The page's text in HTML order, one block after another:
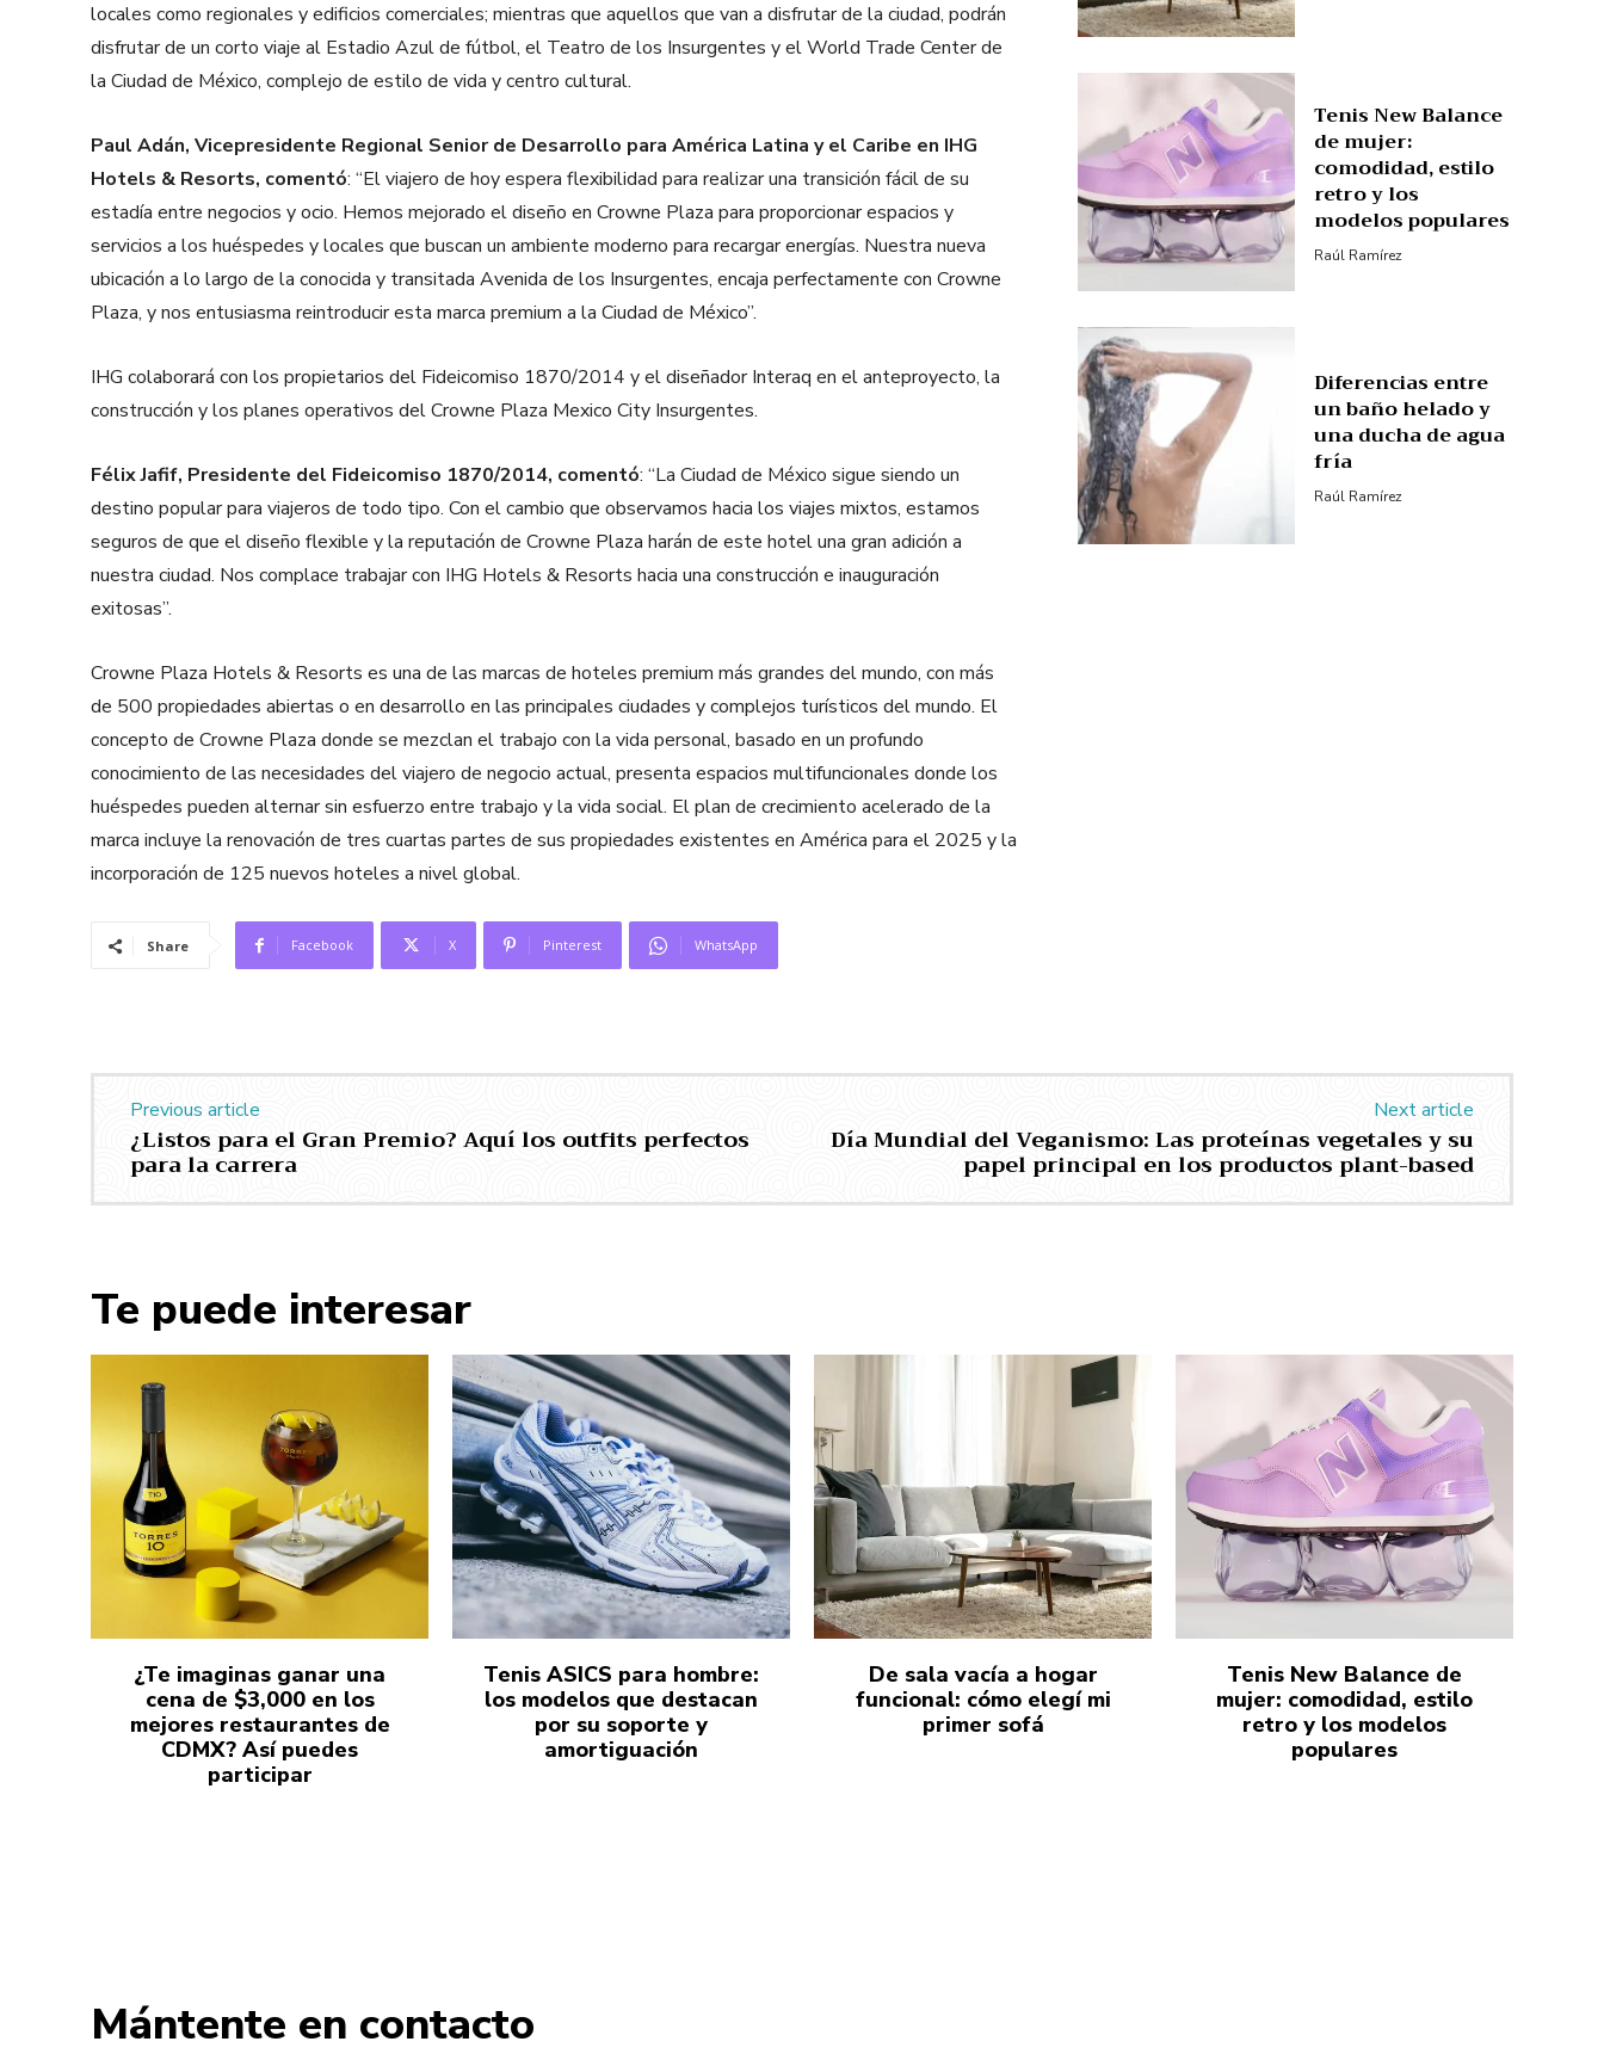
locales como regionales y edificios comerciales; mientras que aquellos que van a disfrutar de la ciudad, podrán
disfrutar de un corto viaje al Estadio Azul de fútbol, el Teatro de los Insurgentes y el World Trade Center de
la Ciudad de México, complejo de estilo de vida y centro cultural.
Paul Adán, Vicepresidente Regional Senior de Desarrollo para América Latina y el Caribe en IHG
Hotels & Resorts, comentó: “El viajero de hoy espera flexibilidad para realizar una transición fácil de su
estadía entre negocios y ocio. Hemos mejorado el diseño en Crowne Plaza para proporcionar espacios y
servicios a los huéspedes y locales que buscan un ambiente moderno para recargar energías. Nuestra nueva
ubicación a lo largo de la conocida y transitada Avenida de los Insurgentes, encaja perfectamente con Crowne
Plaza, y nos entusiasma reintroducir esta marca premium a la Ciudad de México”.
IHG colaborará con los propietarios del Fideicomiso 1870/2014 y el diseñador Interaq en el anteproyecto, la
construcción y los planes operativos del Crowne Plaza Mexico City Insurgentes.
Félix Jafif, Presidente del Fideicomiso 1870/2014, comentó: “La Ciudad de México sigue siendo un
destino popular para viajeros de todo tipo. Con el cambio que observamos hacia los viajes mixtos, estamos
seguros de que el diseño flexible y la reputación de Crowne Plaza harán de este hotel una gran adición a
nuestra ciudad. Nos complace trabajar con IHG Hotels & Resorts hacia una construcción e inauguración
exitosas”.
Crowne Plaza Hotels & Resorts es una de las marcas de hoteles premium más grandes del mundo, con más
de 500 propiedades abiertas o en desarrollo en las principales ciudades y complejos turísticos del mundo. El
concepto de Crowne Plaza donde se mezclan el trabajo con la vida personal, basado en un profundo
conocimiento de las necesidades del viajero de negocio actual, presenta espacios multifuncionales donde los
huéspedes pueden alternar sin esfuerzo entre trabajo y la vida social. El plan de crecimiento acelerado de la
marca incluye la renovación de tres cuartas partes de sus propiedades existentes en América para el 2025 y la
incorporación de 125 nuevos hoteles a nivel global.
Share Facebook X Pinterest WhatsApp
Tenis New Balance
de mujer:
comodidad, estilo
retro y los
modelos populares
Raúl Ramírez
Diferencias entre
un baño helado y
una ducha de agua
fría
Raúl Ramírez
Previous article
¿Listos para el Gran Premio? Aquí los outfits perfectos
para la carrera
Next article
Día Mundial del Veganismo: Las proteínas vegetales y su
papel principal en los productos plant-based
Te puede interesar
¿Te imaginas ganar una
cena de $3,000 en los
mejores restaurantes de
CDMX? Así puedes
participar
Tenis ASICS para hombre:
los modelos que destacan
por su soporte y
amortiguación
De sala vacía a hogar
funcional: cómo elegí mi
primer sofá
Tenis New Balance de
mujer: comodidad, estilo
retro y los modelos
populares
Mántente en contacto